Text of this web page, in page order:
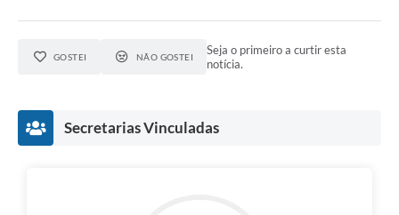
GOSTEI NÃO GOSTEI
Seja o primeiro a curtir esta
notícia.
Secretarias Vinculadas